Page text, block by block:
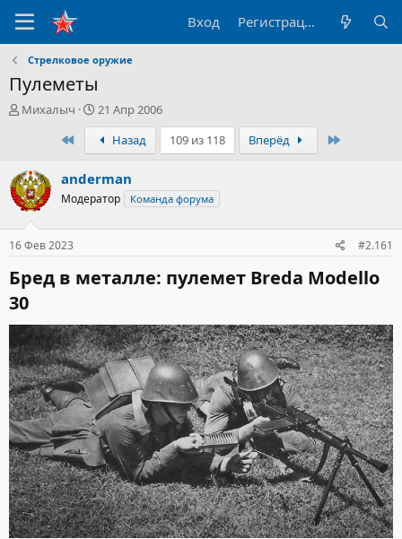
Вход Регистрация
Стрелковое оружие
Пулеметы
А
р
т
е
м
ы
Михалыч
Д
а
т
а
н
а
ч
21 Апр 2006
ПервыйНазад 109 из 118 Вперёд
anderman
Модератор Команда форума
16 Фев 2023 #2.161
Бред в металле: пулемет Breda Modello
30​